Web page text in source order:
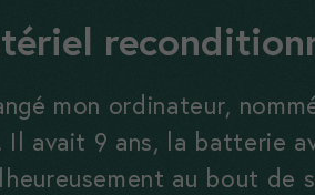
mon ordinateur,
avait 9 ans, la batterie
au bout de